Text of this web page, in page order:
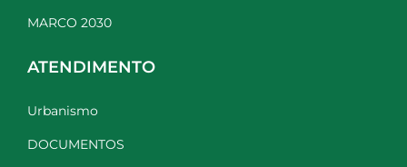
MARCO 2030
ATENDIMENTO
Urbanismo
DOCUMENTOS